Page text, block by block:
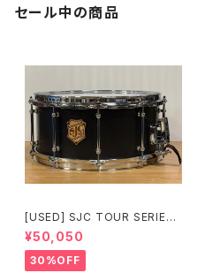
セール中の商品
[USED] SJC TOUR SERIES
SNARE 14 × 6.5 マットブラッ
ク
¥50,050
30%OFF